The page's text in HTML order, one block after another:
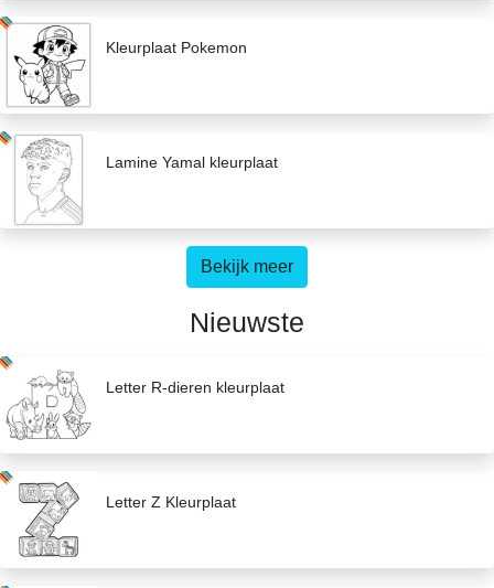
Kleurplaat Pokemon
Lamine Yamal kleurplaat
Bekijk meer
Nieuwste
Letter R-dieren kleurplaat
Letter Z Kleurplaat